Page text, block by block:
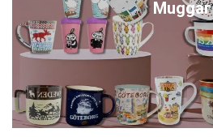
Muggar